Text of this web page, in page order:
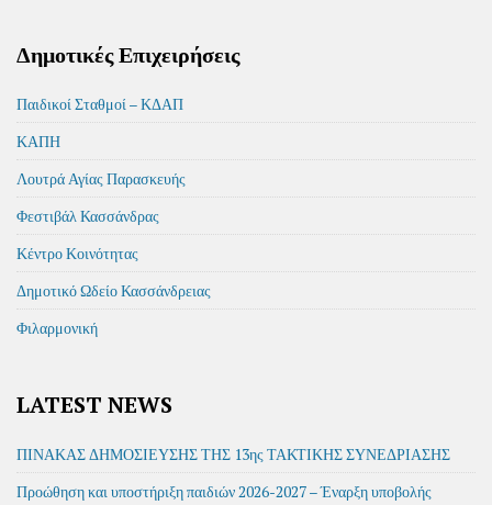
Δημοτικές Επιχειρήσεις
Παιδικοί Σταθμοί – ΚΔΑΠ
ΚΑΠΗ
Λουτρά Αγίας Παρασκευής
Φεστιβάλ Κασσάνδρας
Κέντρο Κοινότητας
Δημοτικό Ωδείο Κασσάνδρειας
Φιλαρμονική
LATEST NEWS
ΠΙΝΑΚΑΣ ΔΗΜΟΣΙΕΥΣΗΣ ΤΗΣ 13ης ΤΑΚΤΙΚΗΣ ΣΥΝΕΔΡΙΑΣΗΣ
Προώθηση και υποστήριξη παιδιών 2026-2027 – Έναρξη υποβολής